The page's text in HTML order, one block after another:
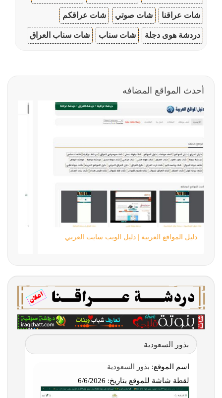
شات عراقنا شات صوتي شات عراقكم
دردشة هوى دجلة شات سناب شات سناب العراق
أحدث المواقع المضافه
دليل المواقع العربية | دليل الويب سايت العربي
بذور السعودية
اسم الموقع: بذور السعودية
لقطة شاشة للموقع بتاريخ: